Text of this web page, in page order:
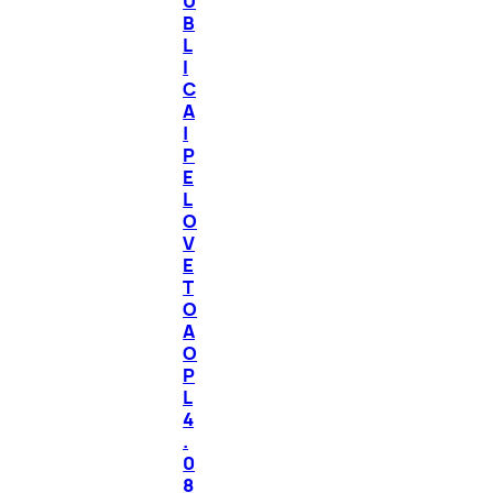
B
L
I
C
A
|
P
E
L
O
V
E
T
O
A
O
P
L
4
.
0
8